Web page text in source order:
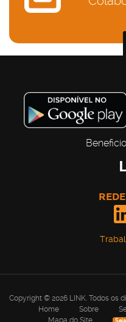
Copyright © 2026 LINK. Todos os
Home
Sobre
Mapa do Site